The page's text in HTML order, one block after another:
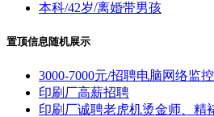
本科/42岁/离婚带男孩
置顶信息随机展示
3000-7000元/招聘电脑网络监
印刷厂高薪招聘
印刷厂诚聘老虎机烫金师、精